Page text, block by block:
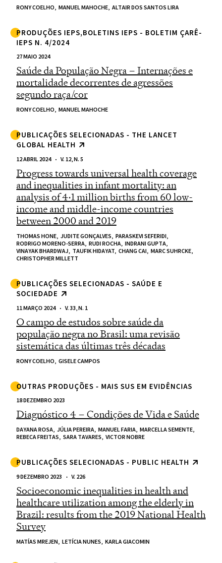
RONY COELHO, MANUEL MAHOCHE, ALTAIR DOS SANTOS LIRA
PRODUÇÕES IEPS,BOLETINS IEPS - BOLETIM ÇARÊ-
IEPS N. 4/2024
27 MAIO 2024
Saúde da População Negra – Internações e
mortalidade decorrentes de agressões
segundo raça/cor
RONY COELHO, MANUEL MAHOCHE
PUBLICAÇÕES SELECIONADAS - THE LANCET
GLOBAL HEALTH
12 ABRIL 2024 V. 12, N. 5
Progress towards universal health coverage
and inequalities in infant mortality: an
analysis of 4·1 million births from 60 low-
income and middle-income countries
between 2000 and 2019
THOMAS HONE, JUDITE GONÇALVES, PARASKEVI SEFERIDI,
RODRIGO MORENO-SERRA, RUDI ROCHA, INDRANI GUPTA,
VINAYAK BHARDWAJ, TAUFIK HIDAYAT, CHANG CAI, MARC SUHRCKE,
CHRISTOPHER MILLETT
PUBLICAÇÕES SELECIONADAS - SAÚDE E
SOCIEDADE
11 MARÇO 2024 V. 33, N. 1
O campo de estudos sobre saúde da
população negra no Brasil: uma revisão
sistemática das últimas três décadas
RONY COELHO, GISELE CAMPOS
OUTRAS PRODUÇÕES - MAIS SUS EM EVIDÊNCIAS
18 DEZEMBRO 2023
Diagnóstico 4 – Condições de Vida e Saúde
DAYANA ROSA, JÚLIA PEREIRA, MANUEL FARIA, MARCELLA SEMENTE,
REBECA FREITAS, SARA TAVARES, VICTOR NOBRE
PUBLICAÇÕES SELECIONADAS - PUBLIC HEALTH
9 DEZEMBRO 2023 V. 226
Socioeconomic inequalities in health and
healthcare utilization among the elderly in
Brazil: results from the 2019 National Health
Survey
MATÍAS MREJEN, LETÍCIA NUNES, KARLA GIACOMIN